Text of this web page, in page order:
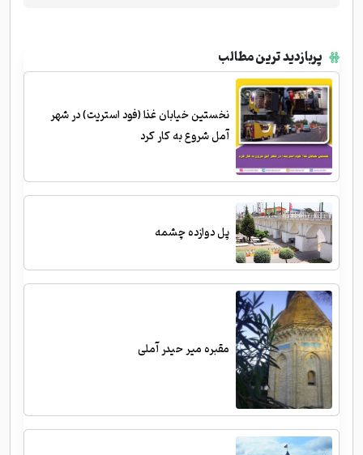
پربازدید ترین مطالب
نخستین خیابان غذا (فود استریت) در شهر
آمل شروع به کار کرد
پل دوازده چشمه
مقبره میر حیدر آملی